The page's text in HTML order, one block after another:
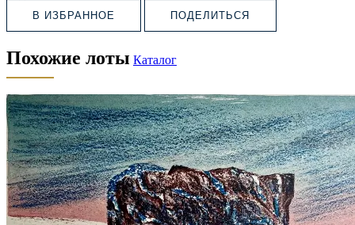
В ИЗБРАННОЕ ПОДЕЛИТЬСЯ
Похожие лоты Каталог